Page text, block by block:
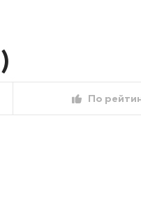
)
По